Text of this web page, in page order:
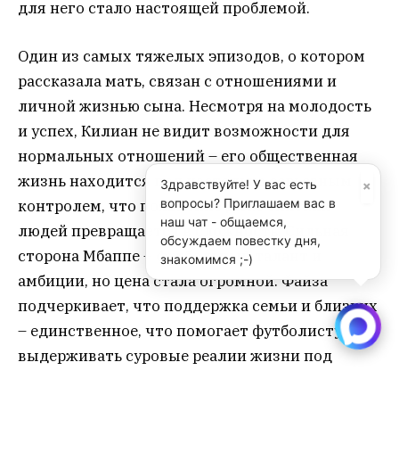
для него стало настоящей проблемой.
Один из самых тяжелых эпизодов, о котором
рассказала мать, связан с отношениями и
личной жизнью сына. Несмотря на молодость
и успех, Килиан не видит возможности для
нормальных отношений – его общественная
жизнь находится под настолько серьезным
контролем, что появление даже близких
людей превращается в сложность. Сильная
сторона Мбаппе – футбольный талант и
амбиции, но цена стала огромной. Файза
подчеркивает, что поддержка семьи и близких
– единственное, что помогает футболисту
выдерживать суровые реалии жизни под
×
Здравствуйте! У вас есть
вопросы? Приглашаем вас в
наш чат - общаемся,
обсуждаем повестку дня,
знакомимся ;-)